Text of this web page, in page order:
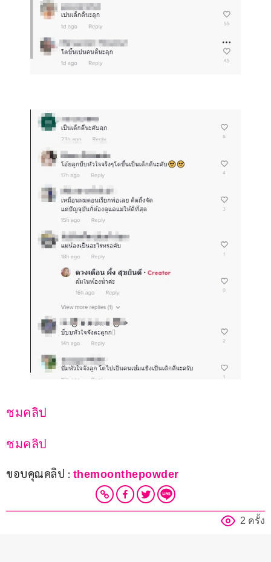
ชมคลิป
ชมคลิป
ขอบคุณคลิป : themoonthepowder
2 ครั้ง